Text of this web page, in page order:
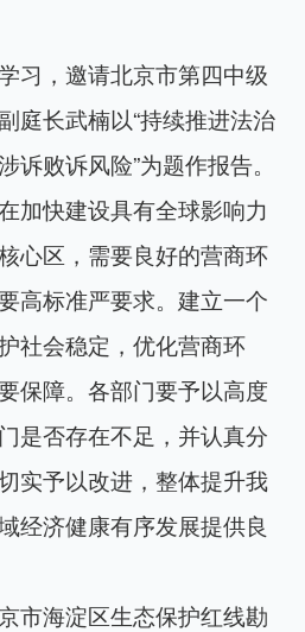
，邀请北京市第四中级
庭长武楠以“持续推进法治
败诉风险”为题作报告。
加快建设具有全球影响力
心区，需要良好的营商环
高标准严要求。建立一个
社会稳定，优化营商环
保障。各部门要予以高度
是否存在不足，并认真分
实予以改进，整体提升我
经济健康有序发展提供良
海淀区生态保护红线勘